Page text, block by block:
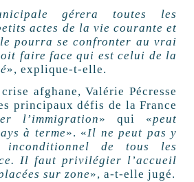
gérera toutes les
actes de la vie courante et
pourra se confronter au vrai
faire face qui est celui de la
», explique-t-elle.
afghane, Valérie Pécresse
principaux défis de la France
l’immigration» qui «peut
à terme». «Il ne peut pas y
inconditionnel de tous les
Il faut privilégier l’accueil
sur zone», a-t-elle jugé.